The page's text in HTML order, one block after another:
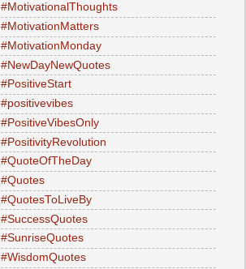
#MotivationalThoughts
#MotivationMatters
#MotivationMonday
#NewDayNewQuotes
#PositiveStart
#positivevibes
#PositiveVibesOnly
#PositivityRevolution
#QuoteOfTheDay
#Quotes
#QuotesToLiveBy
#SuccessQuotes
#SunriseQuotes
#WisdomQuotes